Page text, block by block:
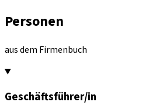
Personen
aus dem Firmenbuch
Geschäftsführer/in